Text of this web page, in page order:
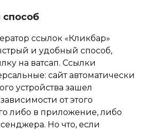
ссылок «Кликбар»
и удобный способ,
на ватсап. Ссылки
сайт автоматически
устройства зашел
от этого
либо в приложение, либо
Но что, если